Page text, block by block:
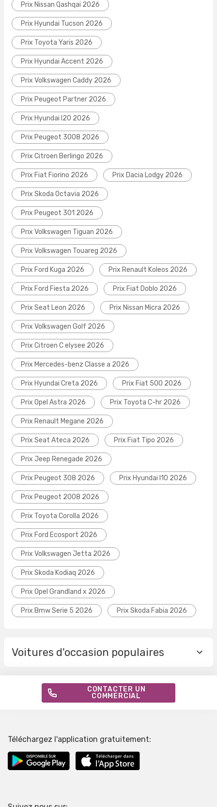
Prix Nissan Qashqai 2026
Prix Hyundai Tucson 2026
Prix Toyota Yaris 2026
Prix Hyundai Accent 2026
Prix Volkswagen Caddy 2026
Prix Peugeot Partner 2026
Prix Hyundai I20 2026
Prix Peugeot 3008 2026
Prix Citroen Berlingo 2026
Prix Fiat Fiorino 2026 Prix Dacia Lodgy 2026
Prix Skoda Octavia 2026
Prix Peugeot 301 2026
Prix Volkswagen Tiguan 2026
Prix Volkswagen Touareg 2026
Prix Ford Kuga 2026 Prix Renault Koleos 2026
Prix Ford Fiesta 2026 Prix Fiat Doblo 2026
Prix Seat Leon 2026 Prix Nissan Micra 2026
Prix Volkswagen Golf 2026
Prix Citroen C elysee 2026
Prix Mercedes-benz Classe a 2026
Prix Hyundai Creta 2026 Prix Fiat 500 2026
Prix Opel Astra 2026 Prix Toyota C-hr 2026
Prix Renault Megane 2026
Prix Seat Ateca 2026 Prix Fiat Tipo 2026
Prix Jeep Renegade 2026
Prix Peugeot 308 2026 Prix Hyundai I10 2026
Prix Peugeot 2008 2026
Prix Toyota Corolla 2026
Prix Ford Ecosport 2026
Prix Volkswagen Jetta 2026
Prix Skoda Kodiaq 2026
Prix Opel Grandland x 2026
Prix Bmw Serie 5 2026 Prix Skoda Fabia 2026
Voitures d'occasion populaires
CONTACTER UN
COMMERCIAL
Téléchargez l'application gratuitement: